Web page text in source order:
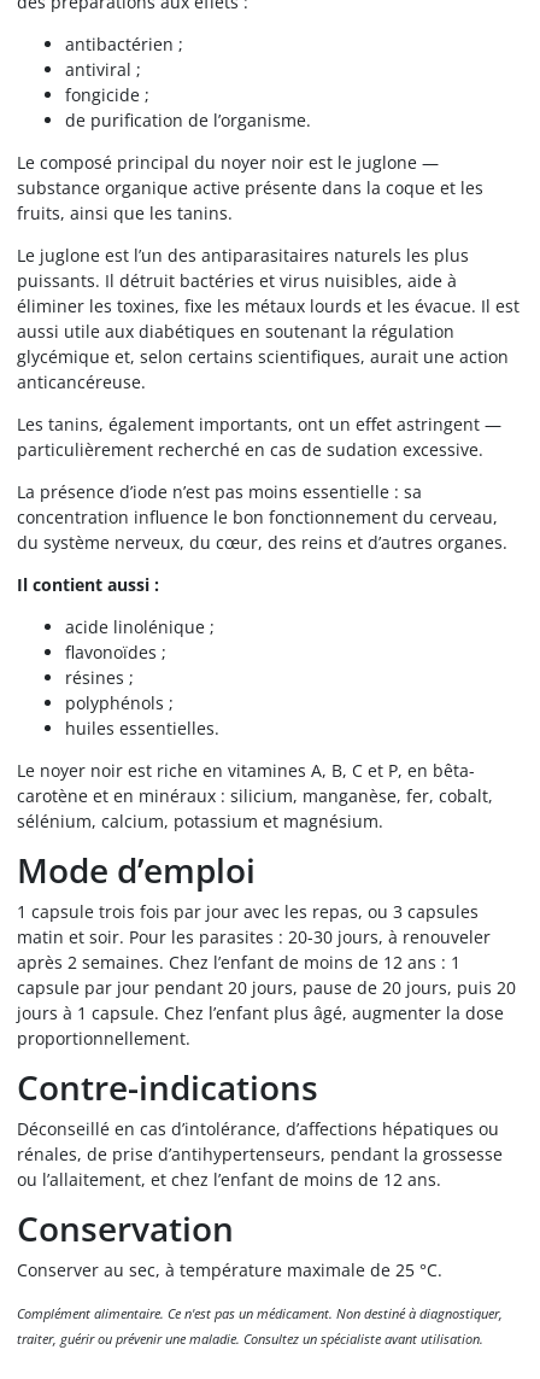
antibactérien ;
antiviral ;
fongicide ;
de purification de l’organisme.
Le composé principal du noyer noir est le juglone —
substance organique active présente dans la coque et les
fruits, ainsi que les tanins.
Le juglone est l’un des antiparasitaires naturels les plus
puissants. Il détruit bactéries et virus nuisibles, aide à
éliminer les toxines, fixe les métaux lourds et les évacue. Il est
aussi utile aux diabétiques en soutenant la régulation
glycémique et, selon certains scientifiques, aurait une action
anticancéreuse.
Les tanins, également importants, ont un effet astringent —
particulièrement recherché en cas de sudation excessive.
La présence d’iode n’est pas moins essentielle : sa
concentration influence le bon fonctionnement du cerveau,
du système nerveux, du cœur, des reins et d’autres organes.
Il contient aussi :
acide linolénique ;
flavonoïdes ;
résines ;
polyphénols ;
huiles essentielles.
Le noyer noir est riche en vitamines A, B, C et P, en bêta-
carotène et en minéraux : silicium, manganèse, fer, cobalt,
sélénium, calcium, potassium et magnésium.
Mode d’emploi
1 capsule trois fois par jour avec les repas, ou 3 capsules
matin et soir. Pour les parasites : 20-30 jours, à renouveler
après 2 semaines. Chez l’enfant de moins de 12 ans : 1
capsule par jour pendant 20 jours, pause de 20 jours, puis 20
jours à 1 capsule. Chez l’enfant plus âgé, augmenter la dose
proportionnellement.
Contre-indications
Déconseillé en cas d’intolérance, d’affections hépatiques ou
rénales, de prise d’antihypertenseurs, pendant la grossesse
ou l’allaitement, et chez l’enfant de moins de 12 ans.
Conservation
Conserver au sec, à température maximale de 25 °C.
Complément alimentaire. Ce n'est pas un médicament. Non destiné à diagnostiquer,
traiter, guérir ou prévenir une maladie. Consultez un spécialiste avant utilisation.